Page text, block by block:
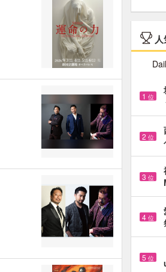
1 位
2 位
3 位
4 位
5 位